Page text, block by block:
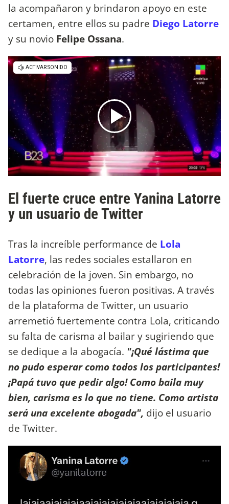
la acompañaron y brindaron apoyo en este
certamen, entre ellos su padre Diego Latorre
y su novio Felipe Ossana.
El fuerte cruce entre Yanina Latorre
y un usuario de Twitter
Tras la increíble performance de Lola
Latorre, las redes sociales estallaron en
celebración de la joven. Sin embargo, no
todas las opiniones fueron positivas. A través
de la plataforma de Twitter, un usuario
arremetió fuertemente contra Lola, criticando
su falta de carisma al bailar y sugiriendo que
se dedique a la abogacía. "¡Qué lástima que
no pudo esperar como todos los participantes!
¡Papá tuvo que pedir algo! Como baila muy
bien, carisma es lo que no tiene. Como artista
será una excelente abogada", dijo el usuario
de Twitter.